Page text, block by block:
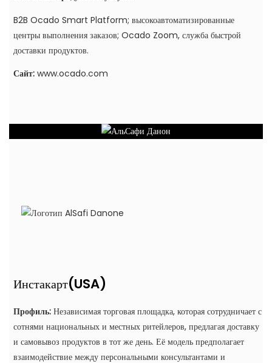
B2B Ocado Smart Platform; высокоавтоматизированные
центры выполнения заказов; Ocado Zoom, служба быстрой
доставки продуктов.
Сайт: www.ocado.com
Инстакарт(USA)
Профиль:Независимая торговая площадка, которая сотрудничает с
сотнями национальных и местных ритейлеров, предлагая доставку
и самовывоз продуктов в тот же день. Её модель предполагает
взаимодействие между персональными консультантами и